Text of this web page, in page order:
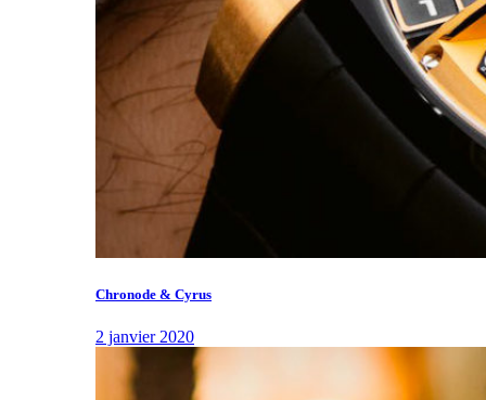
Chronode & Cyrus
2 janvier 2020